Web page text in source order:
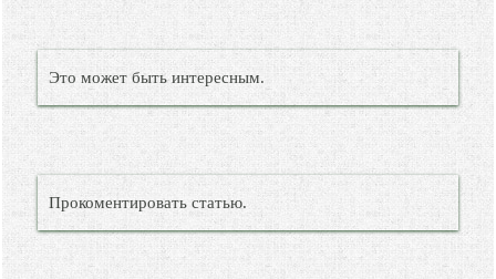
Это может быть интересным.
Прокоментировать статью.